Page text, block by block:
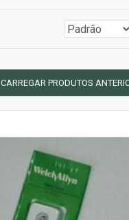
CARREGAR PRODUTOS